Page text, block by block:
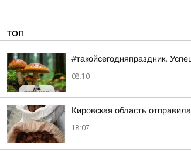
ТОП
#такойсегодняпраздник.
08:10
Кировская область
18:07